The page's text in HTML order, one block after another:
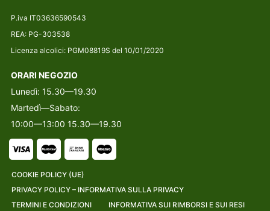
P.iva IT03636590543
REA: PG-303538
Licenza alcolici: PGM08819S del 10/01/2020
ORARI NEGOZIO
Lunedì: 15.30—19.30
Martedì—Sabato:
10:00—13:00 15.30—19.30
COOKIE POLICY (UE)
PRIVACY POLICY – INFORMATIVA SULLA PRIVACY
TERMINI E CONDIZIONI
INFORMATIVA SUI RIMBORSI E SUI RESI